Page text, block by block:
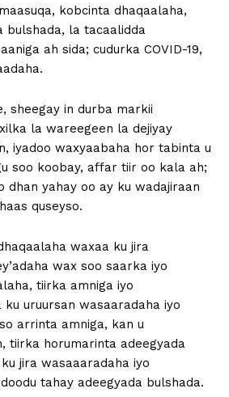
kobcinta dhaqaalaha,
bulshada, la tacaalidda
ah sida; cudurka COVID-19,
sheegay in durba markii
la wareegeen la dejiyay
iyadoo waxyaabaha hor tabinta u
soo koobay, affar tiir oo kala ah;
dhan yahay oo ay ku wadajiraan
quseyso.
waxaa ku jira
wax soo saarka iyo
tiirka amniga iyo
uruursan wasaaradaha iyo
arrinta amniga, kan u
tiirka horumarinta adeegyada
jira wasaaaradaha iyo
tahay adeegyada bulshada.